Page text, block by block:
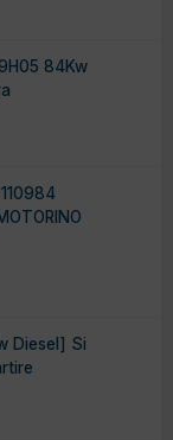
84Kw
Diesel] Si